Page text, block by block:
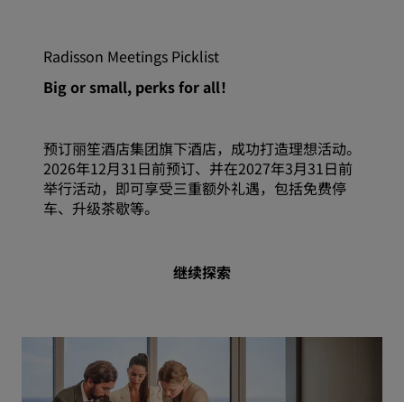
Radisson Meetings Picklist
Big or small, perks for all！
预订丽笙酒店集团旗下酒店，成功打造理想活动。
2026年12月31日前预订、并在2027年3月31日前
举行活动，即可享受三重额外礼遇，包括免费停
车、升级茶歇等。
继续探索